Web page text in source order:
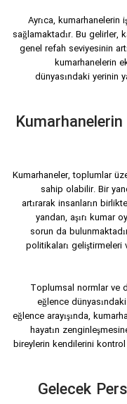
Ayrıca,
sağlamaktadır. Bu gelirler,
genel refah seviyesinin
kumarhanelerin
dünyasındaki yerinin
Kumarhaneler, toplumlar
sahip olabilir. Bir
artırarak insanların
yandan, aşırı kumar
sorun da
politikaları geliştirmeleri
Toplumsal normlar ve
eğlence
eğlence arayışında,
hayatın
bireylerin kendilerini
Gelecek